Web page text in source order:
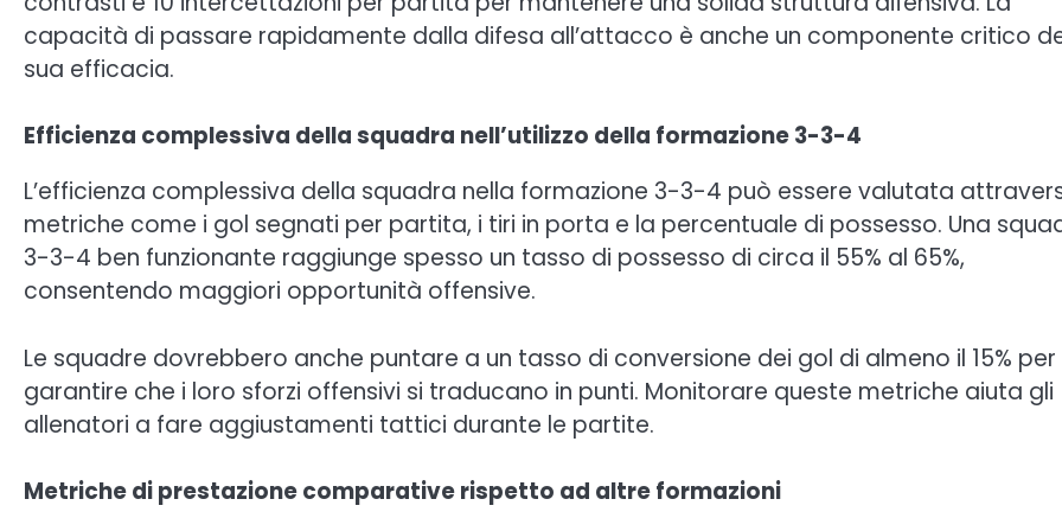
capacità di passare rapidamente dalla difesa all’attacco è anche un componente critico
sua efficacia.
Efficienza complessiva della squadra nell’utilizzo della formazione 3-3-4
L’efficienza complessiva della squadra nella formazione 3-3-4 può essere valutata
metriche come i gol segnati per partita, i tiri in porta e la percentuale di possesso. Una
3-3-4 ben funzionante raggiunge spesso un tasso di possesso di circa il 55% al 65%,
consentendo maggiori opportunità offensive.
Le squadre dovrebbero anche puntare a un tasso di conversione dei gol di almeno il 15% per
garantire che i loro sforzi offensivi si traducano in punti. Monitorare queste metriche aiuta gli
allenatori a fare aggiustamenti tattici durante le partite.
Metriche di prestazione comparative rispetto ad altre formazioni